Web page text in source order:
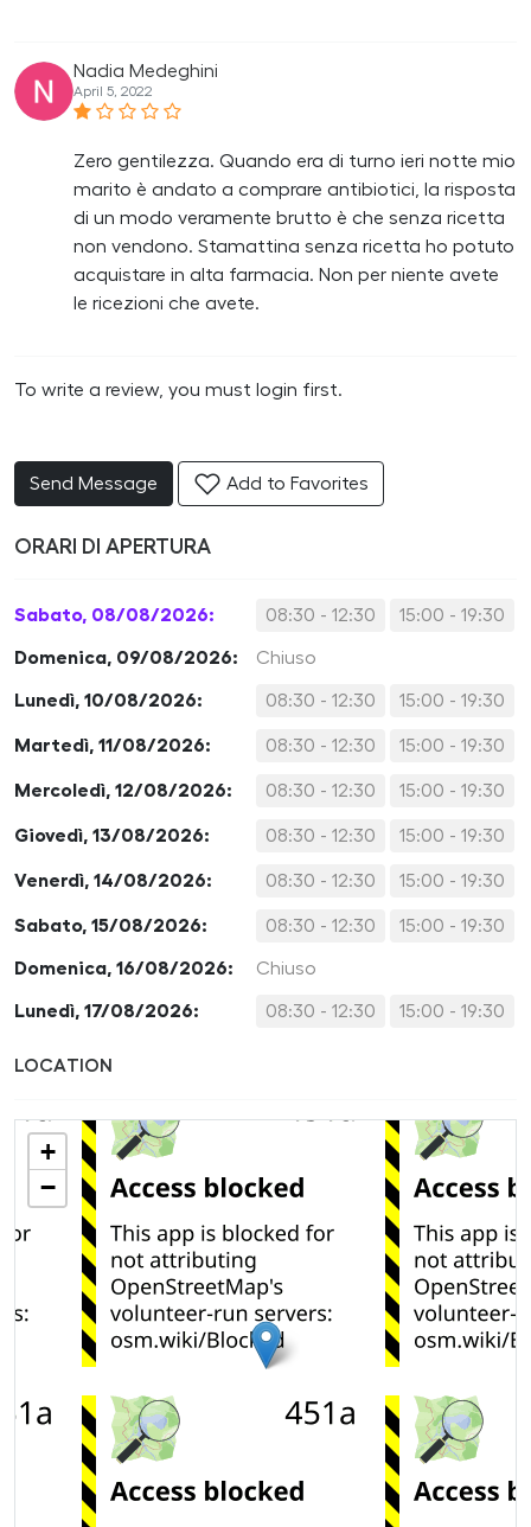
Nadia Medeghini
April 5, 2022
Zero gentilezza. Quando era di turno ieri notte mio
marito è andato a comprare antibiotici, la risposta
di un modo veramente brutto è che senza ricetta
non vendono. Stamattina senza ricetta ho potuto
acquistare in alta farmacia. Non per niente avete
le ricezioni che avete.
To write a review, you must login first.
Send Message Add to Favorites
ORARI DI APERTURA
Sabato, 08/08/2026: 08:30 - 12:30 15:00 - 19:30
Domenica, 09/08/2026: Chiuso
Lunedì, 10/08/2026: 08:30 - 12:30 15:00 - 19:30
Martedì, 11/08/2026: 08:30 - 12:30 15:00 - 19:30
Mercoledì, 12/08/2026: 08:30 - 12:30 15:00 - 19:30
Giovedì, 13/08/2026: 08:30 - 12:30 15:00 - 19:30
Venerdì, 14/08/2026: 08:30 - 12:30 15:00 - 19:30
Sabato, 15/08/2026: 08:30 - 12:30 15:00 - 19:30
Domenica, 16/08/2026: Chiuso
Lunedì, 17/08/2026: 08:30 - 12:30 15:00 - 19:30
LOCATION
+
−